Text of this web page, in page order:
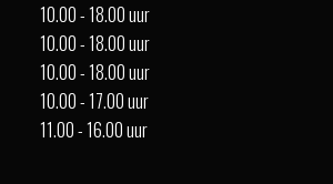
10.00 - 18.00 uur
10.00 - 18.00 uur
10.00 - 18.00 uur
10.00 - 17.00 uur
11.00 - 16.00 uur